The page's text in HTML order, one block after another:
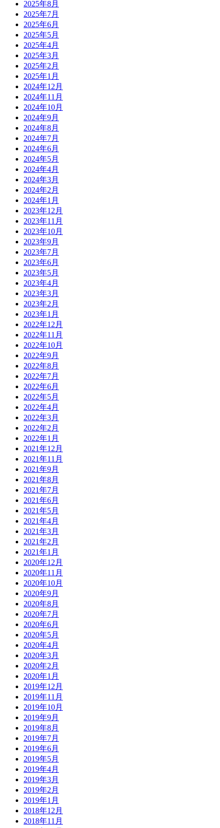
2025年8月
2025年7月
2025年6月
2025年5月
2025年4月
2025年3月
2025年2月
2025年1月
2024年12月
2024年11月
2024年10月
2024年9月
2024年8月
2024年7月
2024年6月
2024年5月
2024年4月
2024年3月
2024年2月
2024年1月
2023年12月
2023年11月
2023年10月
2023年9月
2023年7月
2023年6月
2023年5月
2023年4月
2023年3月
2023年2月
2023年1月
2022年12月
2022年11月
2022年10月
2022年9月
2022年8月
2022年7月
2022年6月
2022年5月
2022年4月
2022年3月
2022年2月
2022年1月
2021年12月
2021年11月
2021年9月
2021年8月
2021年7月
2021年6月
2021年5月
2021年4月
2021年3月
2021年2月
2021年1月
2020年12月
2020年11月
2020年10月
2020年9月
2020年8月
2020年7月
2020年6月
2020年5月
2020年4月
2020年3月
2020年2月
2020年1月
2019年12月
2019年11月
2019年10月
2019年9月
2019年8月
2019年7月
2019年6月
2019年5月
2019年4月
2019年3月
2019年2月
2019年1月
2018年12月
2018年11月